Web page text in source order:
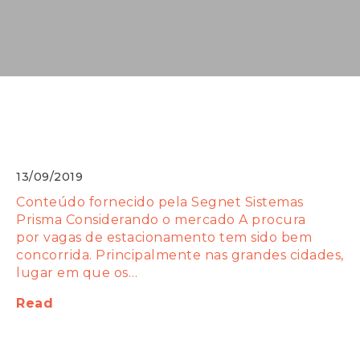
13/09/2019
Conteúdo fornecido pela Segnet Sistemas
Prisma Considerando o mercado A procura
por vagas de estacionamento tem sido bem
concorrida. Principalmente nas grandes cidades,
lugar em que os…
Read